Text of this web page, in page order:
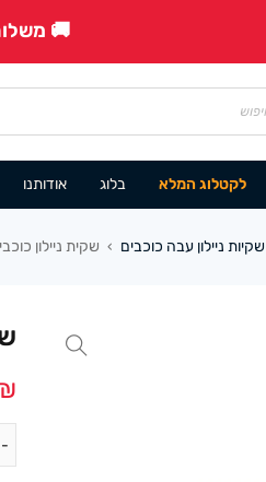
🚚
לקטלוג המלא בלוג אודותנו
שקיות ניילון עבה כוכבים › שקית ניילון כוכבים